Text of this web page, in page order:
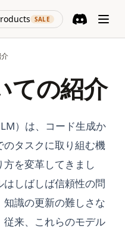
SALE
(opens in a
ての紹介
）は、コード生成か
のタスクに取り組む機
を変革してきまし
しばしば信頼性の問
識の更新の難しさな
従来、これらのモデル